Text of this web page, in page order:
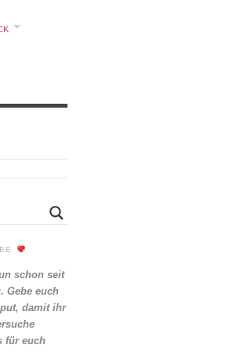
schon seit
Gebe euch
damit ihr
für euch